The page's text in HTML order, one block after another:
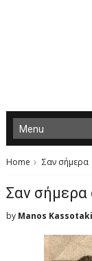
Home Σαν σήμερα
Σαν σήμερα
by Manos